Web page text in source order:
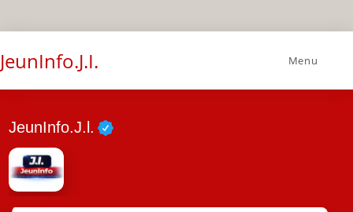
JeunInfo.J.I. Menu
JeunInfo.J.l.